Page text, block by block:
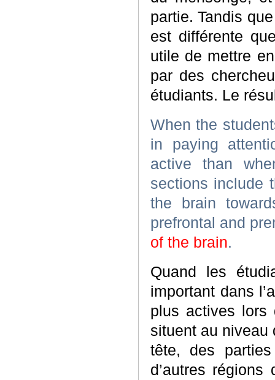
partie. Tandis
est différente
utile de mettre
par des
étudiants. Le
When the
in paying
active than
sections include
the brain
prefrontal and
of the brain.
Quand les
important dans
plus actives lors
situent au niveau
tête, des
d’autres